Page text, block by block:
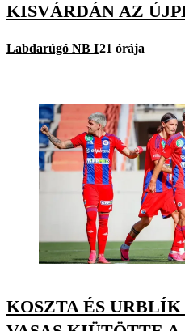
KISVÁRDÁN AZ
Labdarúgó NB I21 órája
KOSZTA ÉS